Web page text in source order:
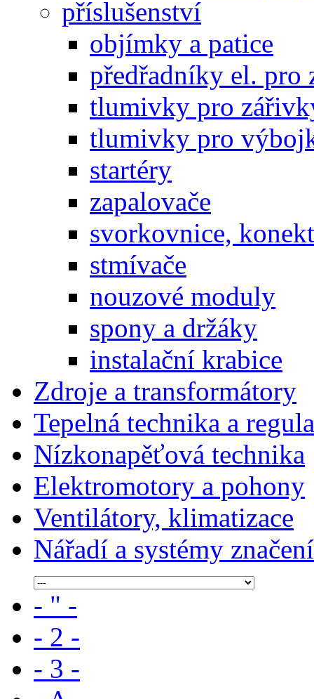
příslušenství
objímky a patice
předřadníky el. pro
tlumivky pro
tlumivky pro
startéry
zapalovače
svorkovnice,
stmívače
nouzové moduly
spony a držáky
instalační krabice
Zdroje a transformátory
Tepelná technika a
Nízkonapěťová technika
Elektromotory a pohony
Ventilátory, klimatizace
Nářadí a systémy značení
- " -
- 2 -
- 3 -